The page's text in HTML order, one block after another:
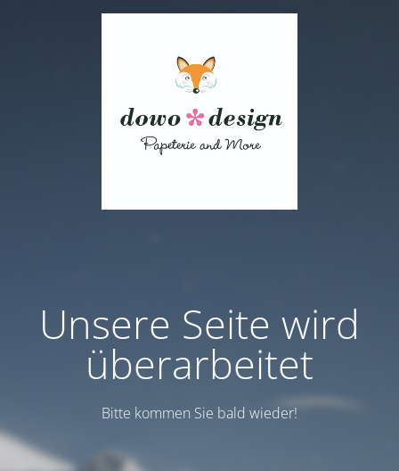
Unsere Seite wird
überarbeitet
Bitte kommen Sie bald wieder!